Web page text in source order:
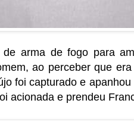
arma de fogo para
ao perceber que
foi capturado e
acionada e prendeu